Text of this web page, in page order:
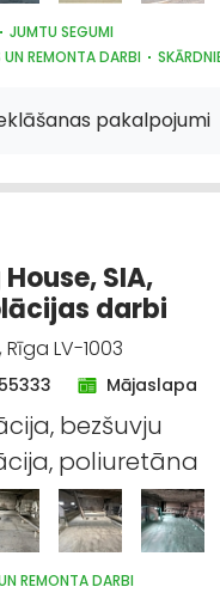
JUMTU SEGUMI
REMONTA DARBI
pakalpojumi
SIA,
darbi
Rīga LV-1003
Mājaslapa
bezšuvju
poliuretāna
REMONTA DARBI